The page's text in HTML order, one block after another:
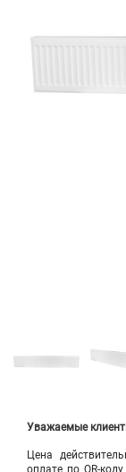
Уважаемые
Цена
оплате по QR-